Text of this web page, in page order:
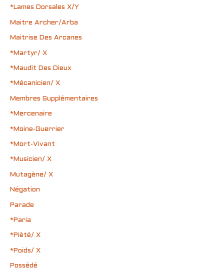
*Lames Dorsales X/Y
Maitre Archer/Arba
Maitrise Des Arcanes
*Martyr/ X
*Maudit Des Dieux
*Mécanicien/ X
Membres Supplémentaires
*Mercenaire
*Moine-Guerrier
*Mort-Vivant
*Musicien/ X
Mutagène/ X
Négation
Parade
*Paria
*Pièté/ X
*Poids/ X
Possédé